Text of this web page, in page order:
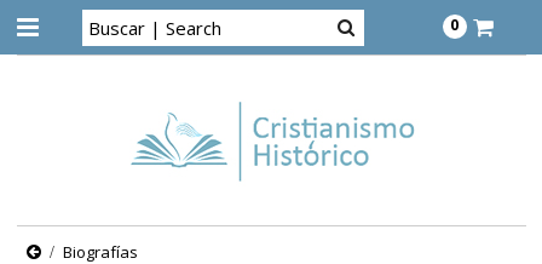
0
Biografías